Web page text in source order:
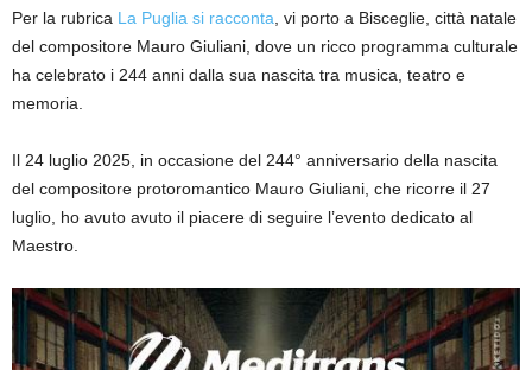
Per la rubrica La Puglia si racconta , vi porto a Bisceglie, città natale
del compositore Mauro Giuliani, dove un ricco programma culturale
ha celebrato i 244 anni dalla sua nascita tra musica, teatro e
memoria.
Il 24 luglio 2025, in occasione del 244° anniversario della nascita
del compositore protoromantico Mauro Giuliani, che ricorre il 27
luglio, ho avuto avuto il piacere di seguire l’evento dedicato al
Maestro.